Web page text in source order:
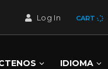
Log In CART
IDIOMA